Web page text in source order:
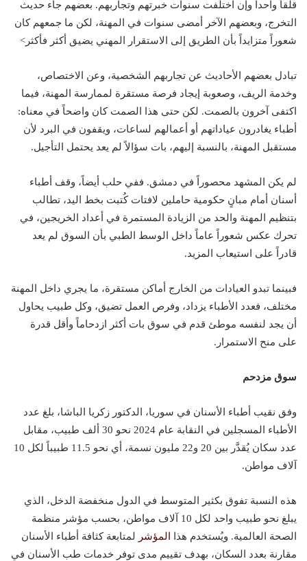
قلقاً واحداً وإن اختلفت سنوات خبرتهم وتجاربهم. بعضهم جاء حديث
التخرج، وبعضهم الآخر أمضى سنوات في المهنة، لكن ما جمعهم كان
شعوراً متزايداً بأن الطريق إلى الاستقرار المهني يضيق أكثر فأكثر>
تبادل بعضهم الأحاديث عن تجاربهم الشخصية، وعن الاختصاص،
وخدمة الريف، وصعوبة إيجاد فرصة مستقرة لممارسة المهنة، فيما
اكتفى آخرون بالصمت. لكن حتى هذا الصمت كان واضحاً في معناه:
أطباء يغادرون عياداتهم أو أعمالهم لساعات، ويقفون في البرد لأن
مستقبل المهنة، بالنسبة إليهم، بات سؤالاً لم يعد يحتمل التأجيل.
لم يكن المشهد محصوراً في دمشق. ففي حلب أيضاً، وقف أطباء
أسنان أمام مبانٍ حكومية حاملين لافتات كُتبت بخط اليد، تطالب
بتنظيم المهنة والحد من الزيادة المستمرة في أعداد الخريجين، في
تحرك عكس شعوراً عاماً داخل الوسط الطبي بأن السوق لم يعد
قادراً على استيعاب المزيد.
فبينما تبدو العيادات من الخارج أماكن مستقرة، ما يجري داخل المهنة
مختلف، فعدد الأطباء يزداد، وفرص العمل تضيق، وكل طبيب يحاول
أن يجد لنفسه موطئ قدم في سوق بات أكثر ازدحاماً وأقل قدرة
على منح الاستمرار.
سوق مزدحم
وفق نقيب أطباء الأسنان في سوريا، الدكتور زكريا الباشا، بلغ عدد
الأطباء المسجلين في النقابة عام 2024 نحو 30 ألف طبيب، مقابل
عدد سكان يُقدَّر بين 20 و22 مليون نسمة، أي نحو 11.5 طبيباً لكل 10
آلاف مواطن.
هذه النسبة تفوق بكثير المتوسط في الدول منخفضة الدخل، الذي
يبلغ نحو طبيب واحد لكل 10 آلاف مواطن، بحسب مؤشر منظمة
الصحة العالمية. ويُستخدم هذا
المؤشر لمتابعة كثافة أطباء الأسنان
مقارنة بعدد السكان، بهدف تقييم مدى توفر خدمات طب الأسنان في